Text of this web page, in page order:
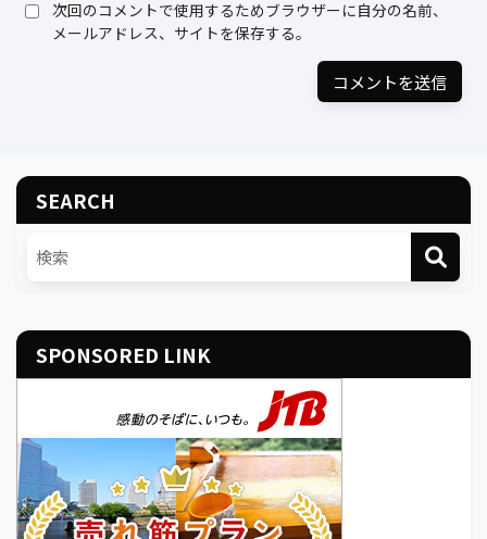
次回のコメントで使用するためブラウザーに自分の名前、
メールアドレス、サイトを保存する。
SEARCH
SPONSORED LINK